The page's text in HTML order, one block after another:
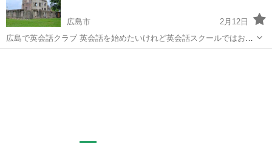
広島市
2月12日
広島で英会話クラブ 英会話を始めたいけれど英会話スクールではお値
段が高い・・・ そんな方におススメなのが英会話クラブです。 参加費